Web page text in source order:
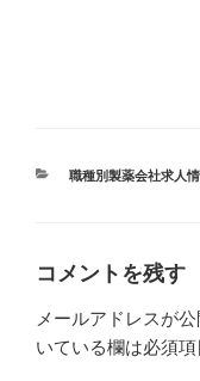
カ
職種別製薬会社求人
コメントを残す
メールアドレスが
いている欄は必須